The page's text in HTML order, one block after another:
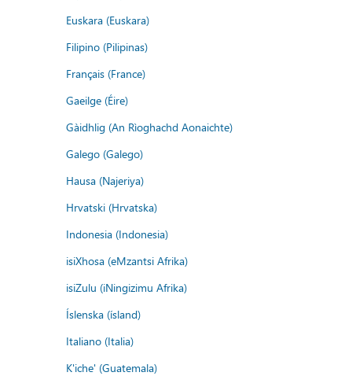
Euskara (Euskara)
Filipino (Pilipinas)
Français (France)
Gaeilge (Éire)
Gàidhlig (An Rìoghachd Aonaichte)
Galego (Galego)
Hausa (Najeriya)
Hrvatski (Hrvatska)
Indonesia (Indonesia)
isiXhosa (eMzantsi Afrika)
isiZulu (iNingizimu Afrika)
Íslenska (ísland)
Italiano (Italia)
K'iche' (Guatemala)